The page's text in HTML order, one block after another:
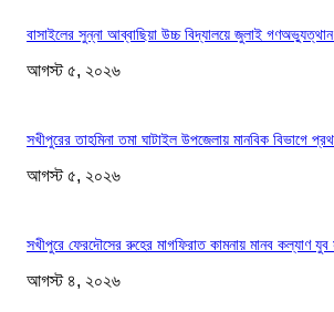
বাসাইলের সুন্না আব্বাছিয়া উচ্চ বিদ্যালয়ে জুলাই
আগস্ট ৫, ২০২৬
সখীপুরের তাহমিনা তমা ঘাটাইল উপজেলায় মানবিক বিভাগে প্রথম
আগস্ট ৫, ২০২৬
সখীপুরে ফেরদৌসের রুহের মাগফিরাত কামনায় মানব কল্যাণ যুব
আগস্ট ৪, ২০২৬